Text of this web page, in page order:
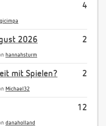
4
2
2026
hannahsturm
2
mit Spielen?
Michael32
12
danaholland